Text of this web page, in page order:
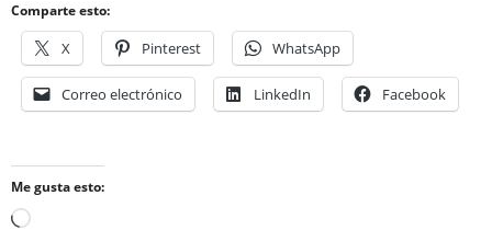
Comparte esto:
X Pinterest WhatsApp
Correo electrónico LinkedIn Facebook
Me gusta esto:
Cargando...